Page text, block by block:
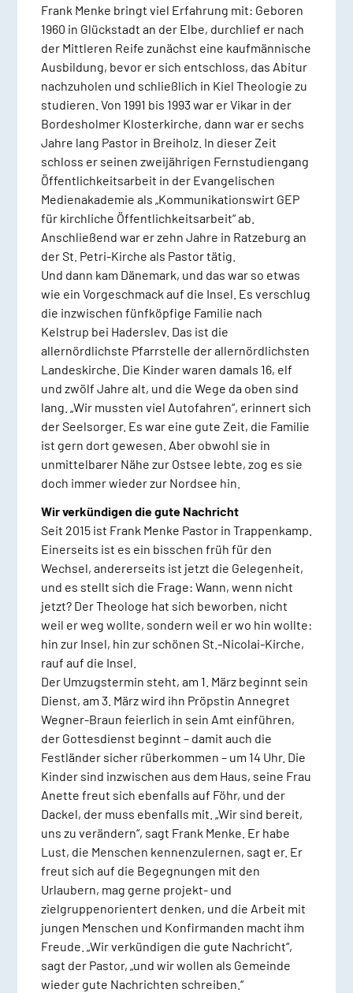
Frank Menke bringt viel Erfahrung mit: Geboren
1960 in Glückstadt an der Elbe, durchlief er nach
der Mittleren Reife zunächst eine kaufmännische
Ausbildung, bevor er sich entschloss, das Abitur
nachzuholen und schließlich in Kiel Theologie zu
studieren. Von 1991 bis 1993 war er Vikar in der
Bordesholmer Klosterkirche, dann war er sechs
Jahre lang Pastor in Breiholz. In dieser Zeit
schloss er seinen zweijährigen Fernstudiengang
Öffentlichkeitsarbeit in der Evangelischen
Medienakademie als „Kommunikationswirt GEP
für kirchliche Öffentlichkeitsarbeit“ ab.
Anschließend war er zehn Jahre in Ratzeburg an
der St. Petri-Kirche als Pastor tätig.
Und dann kam Dänemark, und das war so etwas
wie ein Vorgeschmack auf die Insel. Es verschlug
die inzwischen fünfköpfige Familie nach
Kelstrup bei Haderslev. Das ist die
allernördlichste Pfarrstelle der allernördlichsten
Landeskirche. Die Kinder waren damals 16, elf
und zwölf Jahre alt, und die Wege da oben sind
lang. „Wir mussten viel Autofahren“, erinnert sich
der Seelsorger. Es war eine gute Zeit, die Familie
ist gern dort gewesen. Aber obwohl sie in
unmittelbarer Nähe zur Ostsee lebte, zog es sie
doch immer wieder zur Nordsee hin.
Wir verkündigen die gute Nachricht
Seit 2015 ist Frank Menke Pastor in Trappenkamp.
Einerseits ist es ein bisschen früh für den
Wechsel, andererseits ist jetzt die Gelegenheit,
und es stellt sich die Frage: Wann, wenn nicht
jetzt? Der Theologe hat sich beworben, nicht
weil er weg wollte, sondern weil er wo hin wollte:
hin zur Insel, hin zur schönen St.-Nicolai-Kirche,
rauf auf die Insel.
Der Umzugstermin steht, am 1. März beginnt sein
Dienst, am 3. März wird ihn Pröpstin Annegret
Wegner-Braun feierlich in sein Amt einführen,
der Gottesdienst beginnt – damit auch die
Festländer sicher rüberkommen – um 14 Uhr. Die
Kinder sind inzwischen aus dem Haus, seine Frau
Anette freut sich ebenfalls auf Föhr, und der
Dackel, der muss ebenfalls mit. „Wir sind bereit,
uns zu verändern“, sagt Frank Menke. Er habe
Lust, die Menschen kennenzulernen, sagt er. Er
freut sich auf die Begegnungen mit den
Urlaubern, mag gerne projekt- und
zielgruppenorientert denken, und die Arbeit mit
jungen Menschen und Konfirmanden macht ihm
Freude. „Wir verkündigen die gute Nachricht“,
sagt der Pastor, „und wir wollen als Gemeinde
wieder gute Nachrichten schreiben.“